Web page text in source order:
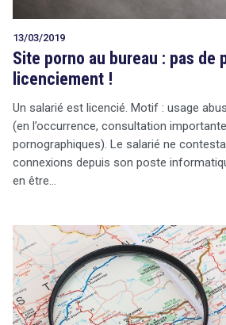
13/03/2019
Site porno au bureau : pas de
licenciement !
Un salarié est licencié. Motif : usage
(en l’occurrence, consultation
pornographiques). Le salarié ne
connexions depuis son poste
en être…